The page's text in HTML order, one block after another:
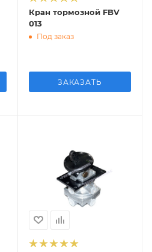
Кран тормозной FBV
013
Под заказ
ЗАКАЗАТЬ